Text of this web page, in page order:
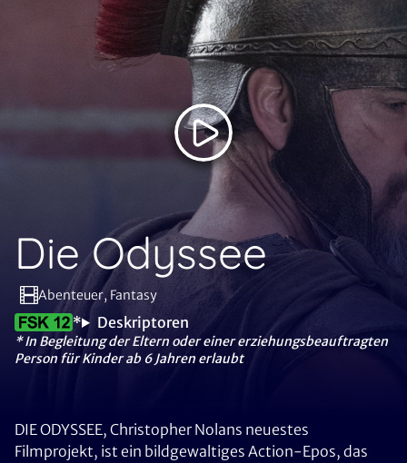
Die Odyssee
Abenteuer, Fantasy
* Deskriptoren
* In Begleitung der Eltern oder einer erziehungsbeauftragten
Person für Kinder ab 6 Jahren erlaubt
DIE ODYSSEE, Christopher Nolans neuestes
Filmprojekt, ist ein bildgewaltiges Action-Epos, das